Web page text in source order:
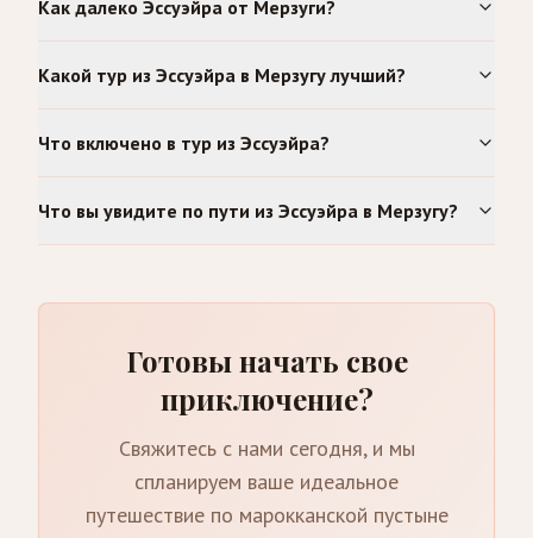
Как далеко Эссуэйра от Мерзуги?
Какой тур из Эссуэйра в Мерзугу лучший?
Что включено в тур из Эссуэйра?
Что вы увидите по пути из Эссуэйра в Мерзугу?
Готовы начать свое
приключение?
Свяжитесь с нами сегодня, и мы
спланируем ваше идеальное
путешествие по марокканской пустыне